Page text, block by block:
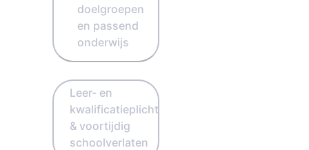
doelgroepen
en passend
onderwijs
Leer- en
kwalificatieplicht
& voortijdig
schoolverlaten